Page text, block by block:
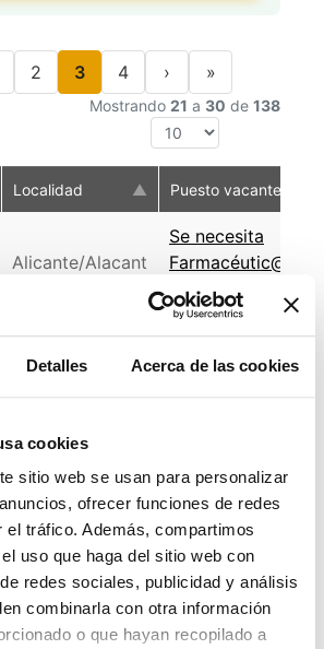
Detalles Acerca de las cookies
cookies
sitio web se usan para personalizar
ofrecer funciones de redes
el tráfico. Además, compartimos
uso que haga del sitio web con
redes sociales, publicidad y análisis
combinarla con otra información
o que hayan recopilado a
2 3 4 › »
Mostrando 21 a 30 de 138
Localidad ▲ Puesto vacante
Alicante/Alacant
Se necesita
Farmacéutic@
Alicante capital
Licenciado
Farmacia
Alicante/Alacant
Auxiliar / Técnico
con experiencia
Alicante/Alacant
FARMACEUTICA
Árabe ,Castellano
Alicante/Alacant FARMACÉUTICO/A